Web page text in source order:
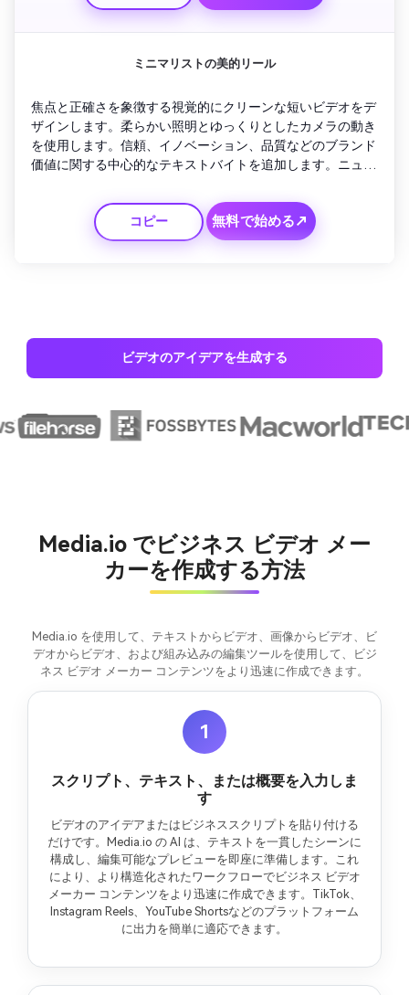
ミニマリストの美的リール
焦点と正確さを象徴する視覚的にクリーンな短いビデオをデ
ザインします。柔らかい照明とゆっくりとしたカメラの動き
を使用します。信頼、イノベーション、品質などのブランド
価値に関する中心的なテキストバイトを追加します。ニュー
のフェードインと、視聴者にもっと探索するように誘う簡潔
なキャッチフレーズで仕上げます。
コピー 無料で始める↗
ビデオのアイデアを生成する
Media.io でビジネス ビデオ メー
カーを作成する方法
Media.io を使用して、テキストからビデオ、画像からビデオ、ビ
デオからビデオ、および組み込みの編集ツールを使用して、ビジ
ネス ビデオ メーカー コンテンツをより迅速に作成できます。
1
スクリプト、テキスト、または概要を入力しま
す
ビデオのアイデアまたはビジネススクリプトを貼り付ける
だけです。Media.io の AI は、テキストを一貫したシーンに
構成し、編集可能なプレビューを即座に準備します。これ
により、より構造化されたワークフローでビジネス ビデオ
メーカー コンテンツをより迅速に作成できます。TikTok、
Instagram Reels、YouTube Shortsなどのプラットフォーム
に出力を簡単に適応できます。